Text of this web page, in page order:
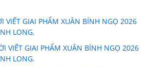
VIẾT GIAI PHẨM XUÂN BÍNH NGỌ 2026
LONG.
VIẾT GIAI PHẨM XUÂN BÍNH NGỌ 2026
LONG.